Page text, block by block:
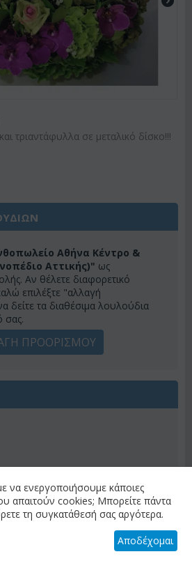
τριαντάφυλλα σε μεταλικό δίσκο!!!
Αθήνα Κέντρο &
Αττικής)" ως
Αν θέλετε διαφορετικό
επιλέξτε "αλλαγή
δείτε τα διαθέσιμα λουλούδια
σας.
ΠΡΟΟΡΙΣΜΟΥ
να ενεργοποιήσουμε κάποιες
απαιτούν cookies; Μπορείτε πάντα
τη συγκατάθεσή σας αργότερα.
Αποδέχομαι